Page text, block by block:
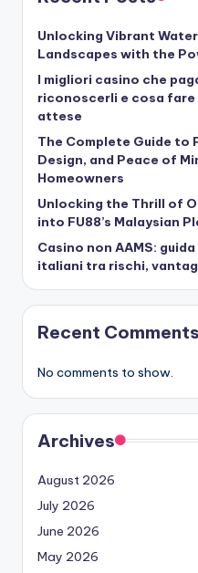
Unlocking Vibrant
Landscapes with the
I migliori casino che
riconoscerli e cosa fare
attese
The Complete Guide to
Design, and Peace of
Homeowners
Unlocking the Thrill of
into FU88’s Malaysian
Casino non AAMS:
italiani tra rischi,
Recent Comments
No comments to show.
Archives
August 2026
July 2026
June 2026
May 2026